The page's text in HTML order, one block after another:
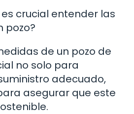
crucial entender las
pozo?
de un pozo de
no solo para
adecuado,
asegurar que este